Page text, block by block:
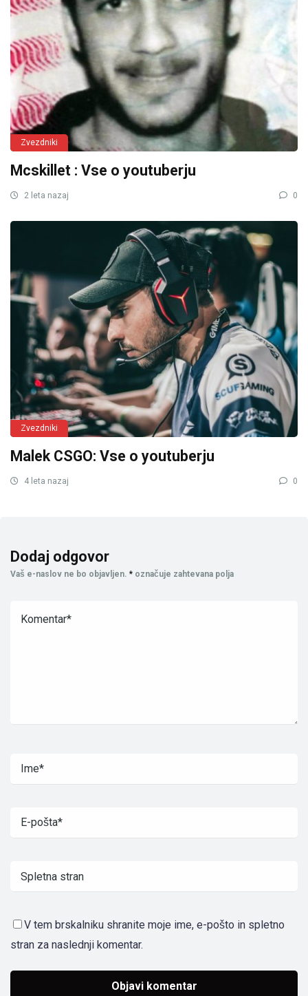
Zvezdniki
Mcskillet : Vse o youtuberju
2 leta nazaj 0
Zvezdniki
Malek CSGO: Vse o youtuberju
4 leta nazaj 0
Dodaj odgovor
Vaš e-naslov ne bo objavljen. * označuje zahtevana polja
V tem brskalniku shranite moje ime, e-pošto in spletno
stran za naslednji komentar.